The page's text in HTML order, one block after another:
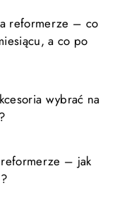
reformerze – co
a co po
wybrać na
– jak